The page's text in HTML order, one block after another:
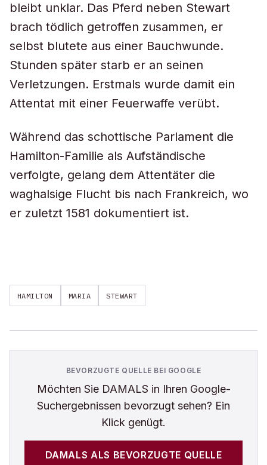
bleibt unklar. Das Pferd neben Stewart
brach tödlich getroffen zusammen, er
selbst blutete aus einer Bauchwunde.
Stunden später starb er an seinen
Verletzungen. Erstmals wurde damit ein
Attentat mit einer Feuerwaffe verübt.
Während das schottische Parlament die
Hamilton-Familie als Aufständische
verfolgte, gelang dem Attentäter die
waghalsige Flucht bis nach Frankreich, wo
er zuletzt 1581 dokumentiert ist.
HAMILTON MARIA STEWART
BEVORZUGTE QUELLE BEI GOOGLE
Möchten Sie DAMALS in Ihren Google-
Suchergebnissen bevorzugt sehen? Ein
Klick genügt.
DAMALS ALS BEVORZUGTE QUELLE